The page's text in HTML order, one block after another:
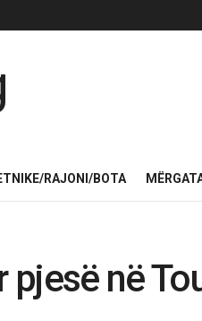
RAJONI/BOTA
pjesë në